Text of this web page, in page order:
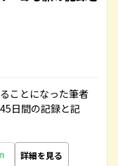
ことになった筆者
日間の記録と記
詳細を見る